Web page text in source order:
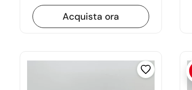
Acquista ora